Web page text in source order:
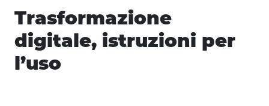
Trasformazione
digitale, istruzioni per
l’uso